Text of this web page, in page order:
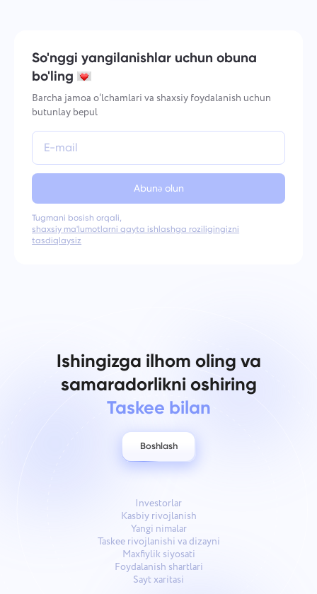
So'nggi yangilanishlar uchun obuna
bo'ling
Barcha jamoa o‘lchamlari va shaxsiy foydalanish uchun
butunlay bepul
Abunə olun
Tugmani bosish orqali,
shaxsiy ma'lumotlarni qayta ishlashga roziligingizni
tasdiqlaysiz
Ishingizga ilhom oling va
samaradorlikni oshiring
Taskee bilan
Boshlash
Investorlar
Kasbiy rivojlanish
Yangi nimalar
Taskee rivojlanishi va dizayni
Maxfiylik siyosati
Foydalanish shartlari
Sayt xaritasi